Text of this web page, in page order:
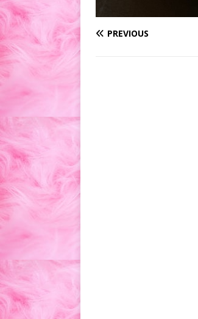
PREVIOUS